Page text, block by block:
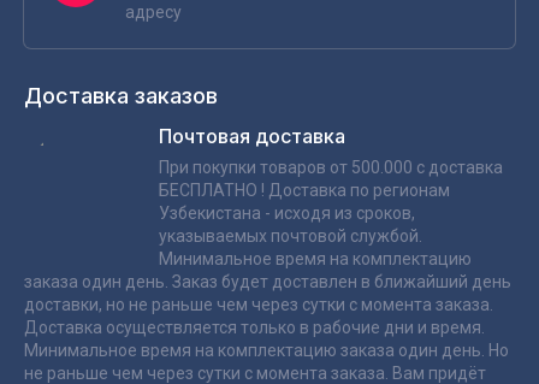
адресу
Доставка заказов
Почтовая доставка
При покупки товаров от 500.000 с доставка
БЕСПЛАТНО ! Доставка по регионам
Узбекистана - исходя из сроков,
указываемых почтовой службой.
Минимальное время на комплектацию
заказа один день. Заказ будет доставлен в ближайший день
доставки, но не раньше чем через сутки с момента заказа.
Доставка осуществляется только в рабочие дни и время.
Минимальное время на комплектацию заказа один день. Но
не раньше чем через сутки с момента заказа. Вам придёт